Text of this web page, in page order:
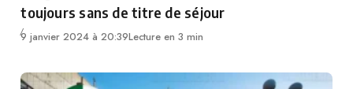
toujours sans de titre de séjour
9 janvier 2024 à 20:39Lecture en 3 min